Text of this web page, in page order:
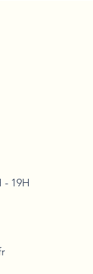
- 19H